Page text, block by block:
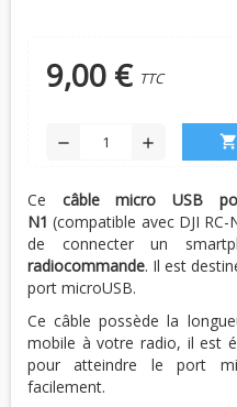
9,00 € TTC
remove add shopping_cart
Ce câble micro USB
N1 (compatible avec DJI
de connecter un
radiocommande. Il est
port microUSB.
Ce câble possède la
mobile à votre radio, il est
pour atteindre le port
facilement.